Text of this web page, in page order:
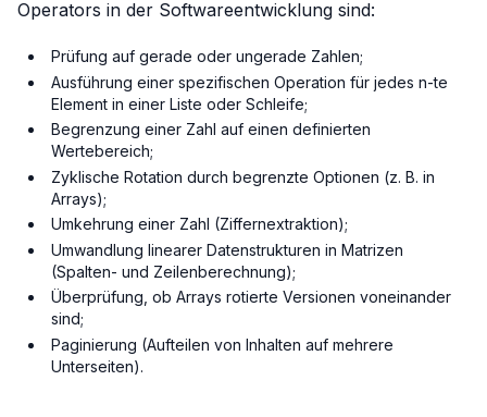
Operators in der Softwareentwicklung sind:
Prüfung auf gerade oder ungerade Zahlen;
Ausführung einer spezifischen Operation für jedesn-te
Element in einer Liste oder Schleife;
Begrenzung einer Zahl auf einen definierten
Wertebereich;
Zyklische Rotation durch begrenzte Optionen (z. B. in
Arrays);
Umkehrung einer Zahl (Ziffernextraktion);
Umwandlung linearer Datenstrukturen in Matrizen
(Spalten- und Zeilenberechnung);
Überprüfung, ob Arrays rotierte Versionen voneinander
sind;
Paginierung (Aufteilen von Inhalten auf mehrere
Unterseiten).